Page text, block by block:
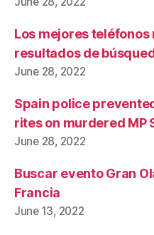
Los mejores teléfonos
resultados de
June 28, 2022
Spain police
rites on murdered MP
June 28, 2022
Buscar evento Gran
Francia
June 13, 2022